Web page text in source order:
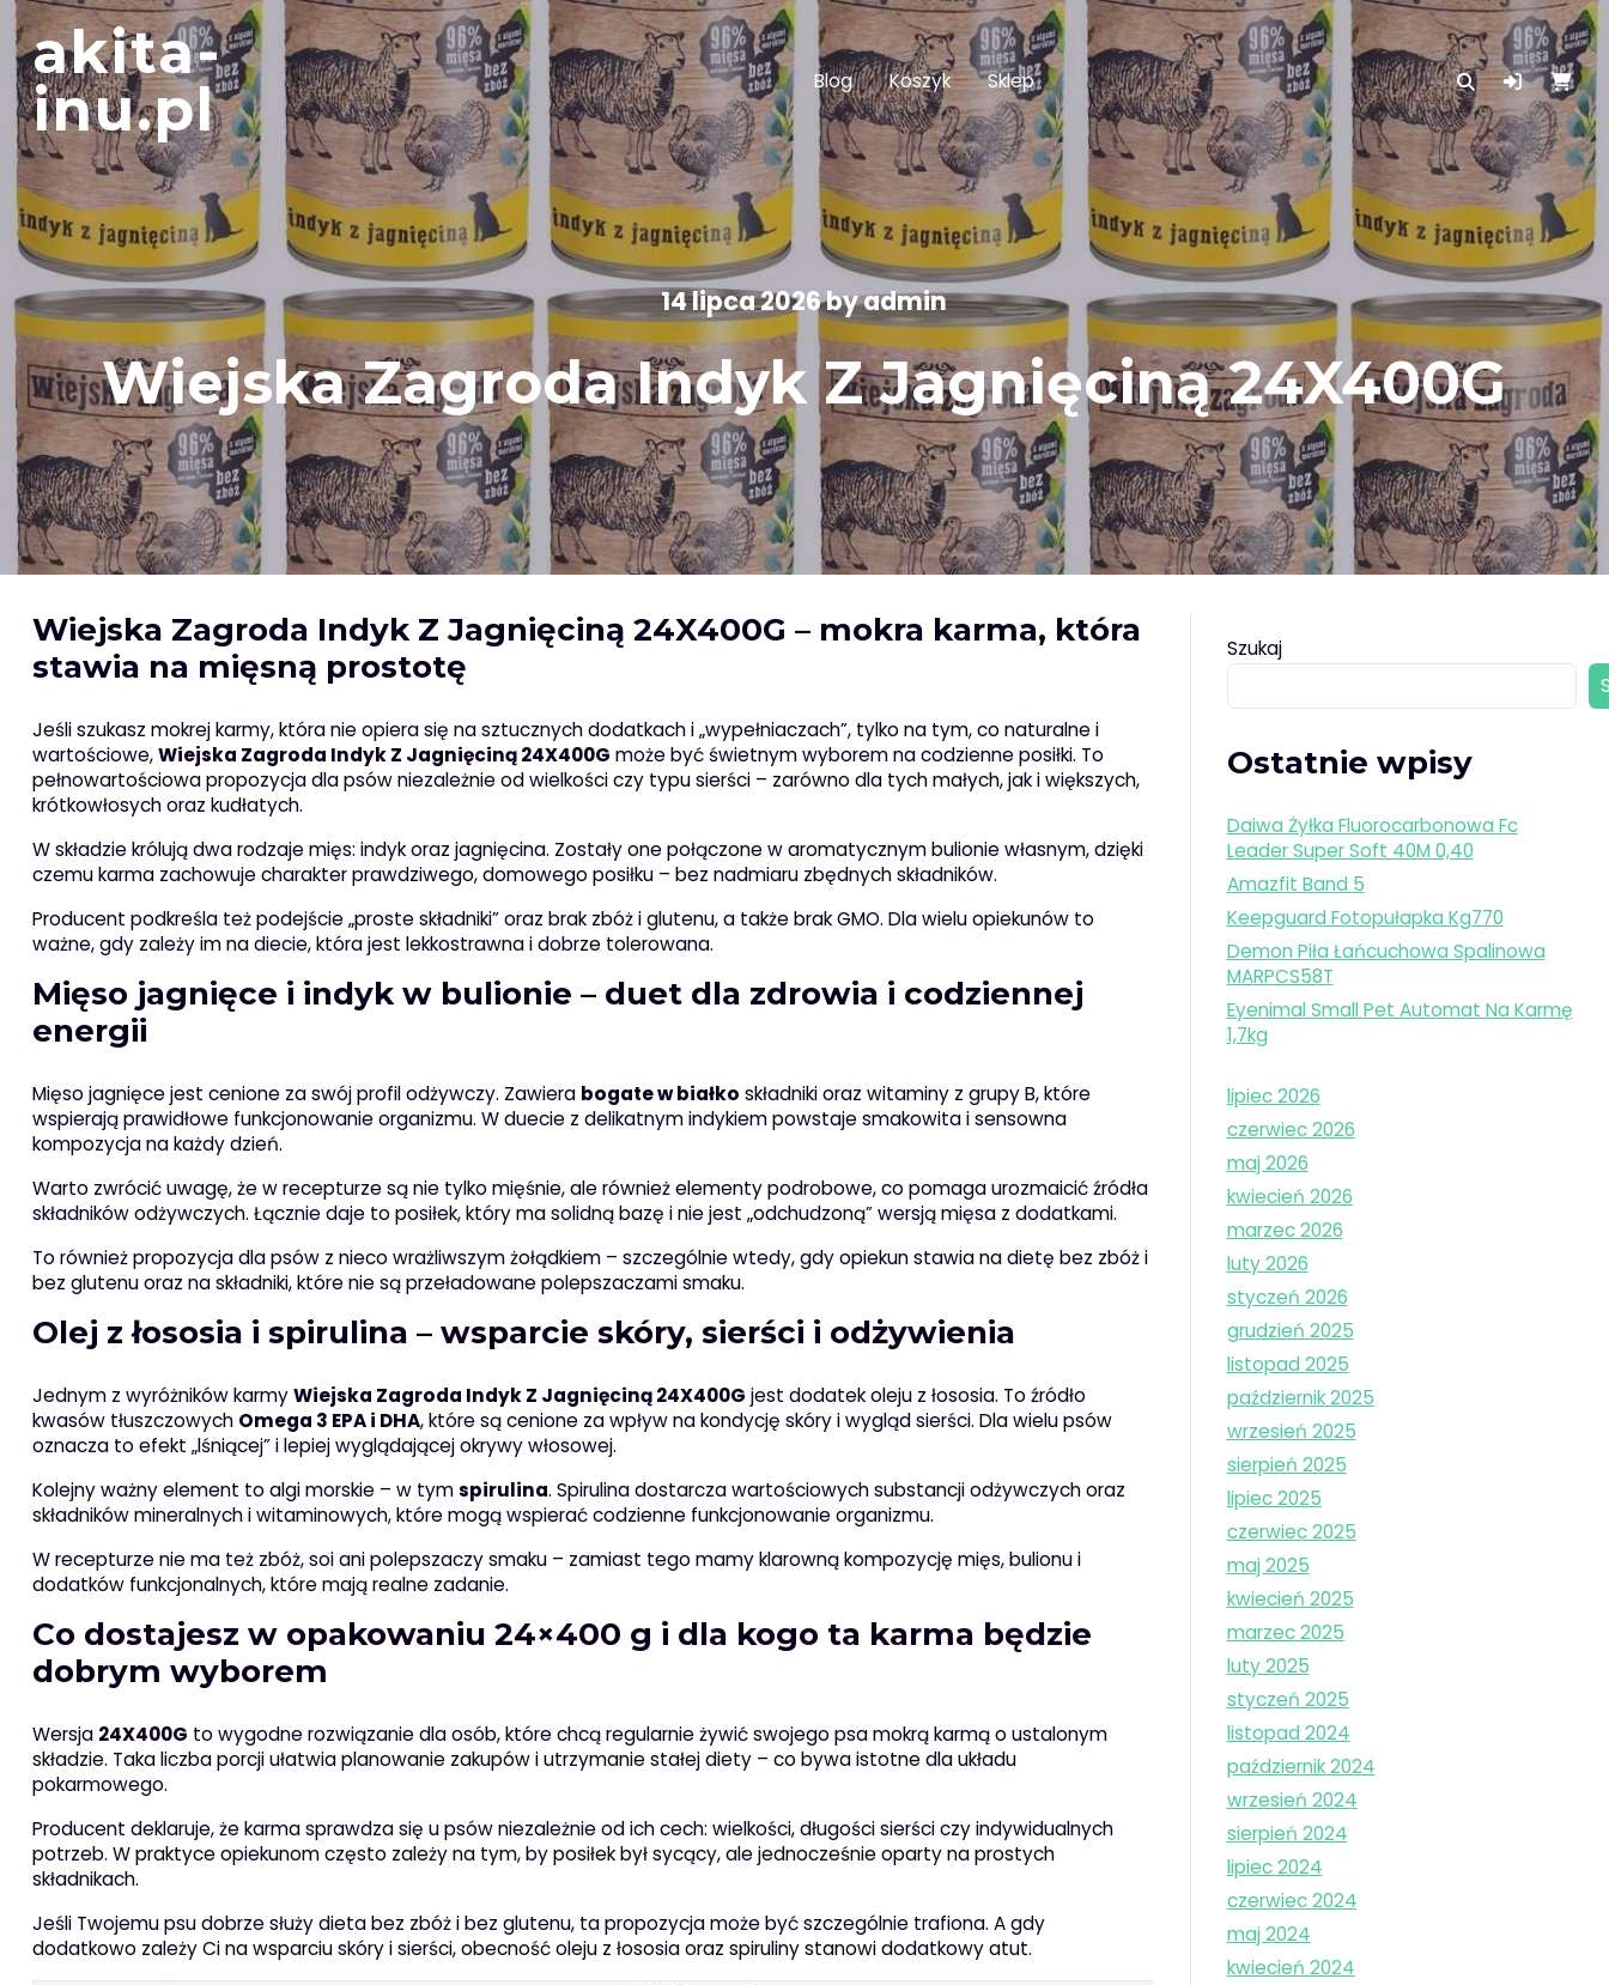
Skip
to
content
akita-
inu.pl
Blog Koszyk Sklep
14 lipca 2026byadmin
Wiejska Zagroda Indyk Z Jagnięciną 24X400G
Wiejska Zagroda Indyk Z Jagnięciną 24X400G – mokra karma, która
stawia na mięsną prostotę
Jeśli szukasz mokrej karmy, która nie opiera się na sztucznych dodatkach i „wypełniaczach”, tylko na tym, co naturalne i
wartościowe,Wiejska Zagroda Indyk Z Jagnięciną 24X400G może być świetnym wyborem na codzienne posiłki. To
pełnowartościowa propozycja dla psów niezależnie od wielkości czy typu sierści – zarówno dla tych małych, jak i większych,
krótkowłosych oraz kudłatych.
W składzie królują dwa rodzaje mięs: indyk oraz jagnięcina. Zostały one połączone w aromatycznym bulionie własnym, dzięki
czemu karma zachowuje charakter prawdziwego, domowego posiłku – bez nadmiaru zbędnych składników.
Producent podkreśla też podejście „proste składniki” oraz brak zbóż i glutenu, a także brak GMO. Dla wielu opiekunów to
ważne, gdy zależy im na diecie, która jest lekkostrawna i dobrze tolerowana.
Mięso jagnięce i indyk w bulionie – duet dla zdrowia i codziennej
energii
Mięso jagnięce jest cenione za swój profil odżywczy. Zawiera bogate w białko składniki oraz witaminy z grupy B, które
wspierają prawidłowe funkcjonowanie organizmu. W duecie z delikatnym indykiem powstaje smakowita i sensowna
kompozycja na każdy dzień.
Warto zwrócić uwagę, że w recepturze są nie tylko mięśnie, ale również elementy podrobowe, co pomaga urozmaicić źródła
składników odżywczych. Łącznie daje to posiłek, który ma solidną bazę i nie jest „odchudzoną” wersją mięsa z dodatkami.
To również propozycja dla psów z nieco wrażliwszym żołądkiem – szczególnie wtedy, gdy opiekun stawia na dietę bez zbóż i
bez glutenu oraz na składniki, które nie są przeładowane polepszaczami smaku.
Olej z łososia i spirulina – wsparcie skóry, sierści i odżywienia
Jednym z wyróżników karmyWiejska Zagroda Indyk Z Jagnięciną 24X400G jest dodatek oleju z łososia. To źródło
kwasów tłuszczowych Omega 3 EPA i DHA, które są cenione za wpływ na kondycję skóry i wygląd sierści. Dla wielu psów
oznacza to efekt „lśniącej” i lepiej wyglądającej okrywy włosowej.
Kolejny ważny element to algi morskie – w tymspirulina. Spirulina dostarcza wartościowych substancji odżywczych oraz
składników mineralnych i witaminowych, które mogą wspierać codzienne funkcjonowanie organizmu.
W recepturze nie ma też zbóż, soi ani polepszaczy smaku – zamiast tego mamy klarowną kompozycję mięs, bulionu i
dodatków funkcjonalnych, które mają realne zadanie.
Co dostajesz w opakowaniu 24×400 g i dla kogo ta karma będzie
dobrym wyborem
Wersja 24X400G to wygodne rozwiązanie dla osób, które chcą regularnie żywić swojego psa mokrą karmą o ustalonym
składzie. Taka liczba porcji ułatwia planowanie zakupów i utrzymanie stałej diety – co bywa istotne dla układu
pokarmowego.
Producent deklaruje, że karma sprawdza się u psów niezależnie od ich cech: wielkości, długości sierści czy indywidualnych
potrzeb. W praktyce opiekunom często zależy na tym, by posiłek był sycący, ale jednocześnie oparty na prostych
składnikach.
Jeśli Twojemu psu dobrze służy dieta bez zbóż i bez glutenu, ta propozycja może być szczególnie trafiona. A gdy
dodatkowo zależy Ci na wsparciu skóry i sierści, obecność oleju z łososia oraz spiruliny stanowi dodatkowy atut.
Szukaj
Ostatnie wpisy
Daiwa Żyłka Fluorocarbonowa Fc
Leader Super Soft 40M 0,40
Amazfit Band 5
Keepguard Fotopułapka Kg770
Demon Piła Łańcuchowa Spalinowa
MARPCS58T
Eyenimal Small Pet Automat Na Karmę
1,7kg
lipiec 2026
czerwiec 2026
maj 2026
kwiecień 2026
marzec 2026
luty 2026
styczeń 2026
grudzień 2025
listopad 2025
październik 2025
wrzesień 2025
sierpień 2025
lipiec 2025
czerwiec 2025
maj 2025
kwiecień 2025
marzec 2025
luty 2025
styczeń 2025
listopad 2024
październik 2024
wrzesień 2024
sierpień 2024
lipiec 2024
czerwiec 2024
maj 2024
kwiecień 2024